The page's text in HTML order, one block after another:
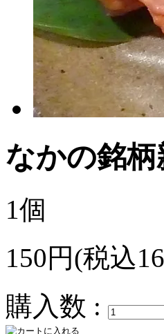
なかの銘
1個
150円(税込
購入数 :